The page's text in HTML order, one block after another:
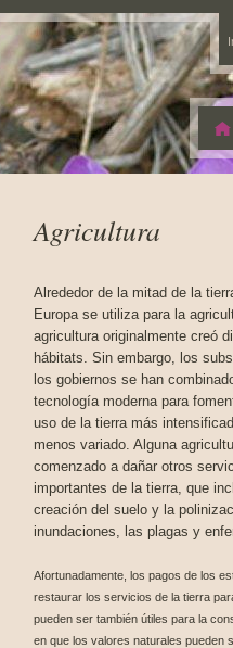
Agricultura
Alrededor de la mitad de la
Europa se utiliza para la
agricultura originalmente creó
hábitats. Sin embargo, los
los gobiernos se han
tecnología moderna para
uso de la tierra más
menos variado. Alguna
comenzado a dañar otros
importantes de la tierra, que
creación del suelo y la
inundaciones, las plagas y
Afortunadamente, los pagos de los
restaurar los servicios de la tierra
pueden ser también útiles para la
en que los valores naturales pueden